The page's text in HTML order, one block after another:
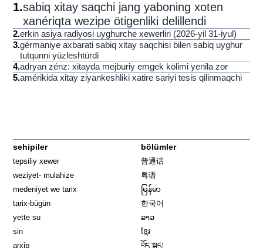
1.sabiq xitay saqchi jang yaboning xoten
xanériqta wezipe ötigenliki delillendi
2.erkin asiya radiyosi uyghurche xewerliri (2026-yil 31-iyul)
3.gérmaniye axbarati sabiq xitay saqchisi bilen sabiq uyghur
tutqunni yüzleshtürdi
4.adryan zénz: xitayda mejburiy emgek kölimi yenila zor
5.amérikida xitay ziyankeshliki xatire sariyi tesis qilinmaqchi
sehipiler
tepsiliy xewer
weziyet- mulahize
medeniyet we tarix
tarix-bügün
yette su
sin
arxip
bölümler
普通话
粤语
မြန်မာ
한국어
ລາວ
ខ្មែរ
བོད་སྐད།